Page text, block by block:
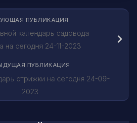
ПУБЛИКАЦИЯ
календарь садовода
на сегодня 24-11-2023
ПУБЛИКАЦИЯ
стрижки на сегодня 24-09-
2023